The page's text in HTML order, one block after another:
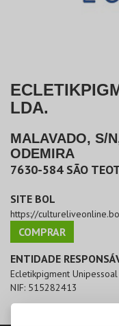
LDA.
MALAVADO, S/
ODEMIRA
7630-584 SÃO
SITE BOL
https://
COMPRAR
ENTIDADE
Ecletikpigment Unipessoal
NIF: 515282413